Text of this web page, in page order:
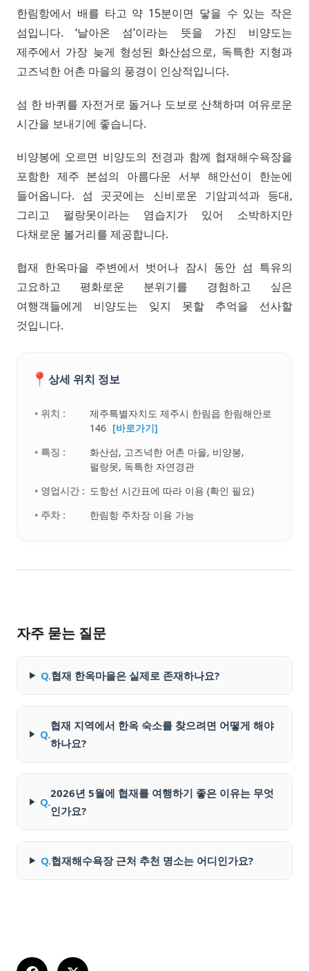
한림항에서 배를 타고 약 15분이면 닿을 수 있는 작은
섬입니다. ‘날아온 섬’이라는 뜻을 가진 비양도는
제주에서 가장 늦게 형성된 화산섬으로, 독특한 지형과
고즈넉한 어촌 마을의 풍경이 인상적입니다.
섬 한 바퀴를 자전거로 돌거나 도보로 산책하며 여유로운
시간을 보내기에 좋습니다.
비양봉에 오르면 비양도의 전경과 함께 협재해수욕장을
포함한 제주 본섬의 아름다운 서부 해안선이 한눈에
들어옵니다. 섬 곳곳에는 신비로운 기암괴석과 등대,
그리고 펄랑못이라는 염습지가 있어 소박하지만
다채로운 볼거리를 제공합니다.
협재 한옥마을 주변에서 벗어나 잠시 동안 섬 특유의
고요하고 평화로운 분위기를 경험하고 싶은
여행객들에게 비양도는 잊지 못할 추억을 선사할
것입니다.
📍 상세 위치 정보
• 위치 :
제주특별자치도 제주시 한림읍 한림해안로
146 [바로가기]
• 특징 :
화산섬, 고즈넉한 어촌 마을, 비양봉,
펄랑못, 독특한 자연경관
• 영업시간 : 도항선 시간표에 따라 이용 (확인 필요)
• 주차 :
한림항 주차장 이용 가능
자주 묻는 질문
Q.협재 한옥마을은 실제로 존재하나요?
Q.
협재 지역에서 한옥 숙소를 찾으려면 어떻게 해야
하나요?
Q.
2026년 5월에 협재를 여행하기 좋은 이유는 무엇
인가요?
Q.협재해수욕장 근처 추천 명소는 어디인가요?